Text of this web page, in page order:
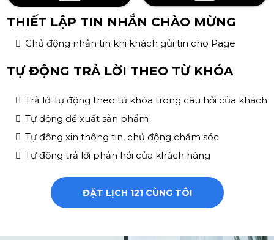
THIẾT LẬP TIN NHẮN CHÀO MỪNG
Chủ động nhắn tin khi khách gửi tin cho Page
TỰ ĐỘNG TRẢ LỜI THEO TỪ KHÓA
Trả lời tự động theo từ khóa trong câu hỏi của khách
Tự động đề xuất sản phẩm
Tự động xin thông tin, chủ động chăm sóc
Tự động trả lời phản hồi của khách hàng
ĐẶT LỊCH 121 CÙNG TÔI